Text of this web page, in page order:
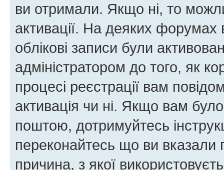
ви отримали. Якщо ні, то
активації. На деяких форумах
облікові записи були
адміністратором до того, як
процесі реєстрації вам
активація чи ні. Якщо вам
поштою, дотримуйтесь
переконайтесь що ви
причина, з якої